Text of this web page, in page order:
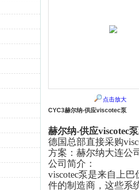
点击放大
CYC3赫尔纳-供应viscotec泵
赫尔纳-供应viscotec泵
德国总部直接采购
方案：赫尔纳大连公
公司简介：
viscotec泵是来自上
件的制造商，这些系